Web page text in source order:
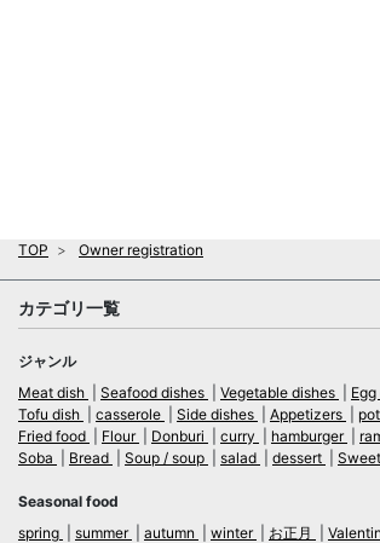
TOP Owner registration
カテゴリ一覧
ジャンル
Meat dish
Seafood dishes Vegetable dishes
Tofu dish
casserole Side dishes Appetizers
Fried food
Flour Donburi curry hamburger
Soba
Bread Soup / soup salad dessert
Seasonal food
spring
summer autumn winter お正月